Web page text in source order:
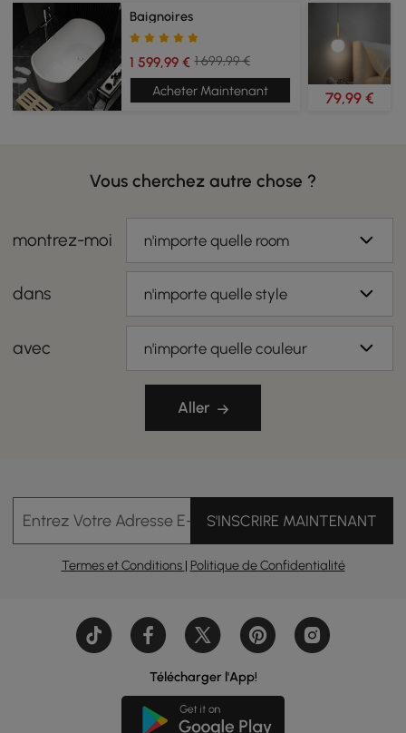
Baignoires
1 599,99 € 1 699,99 €
Acheter Maintenant
79,99 €
Vous cherchez autre chose ?
montrez-moi n'importe quelle room
dans n'importe quelle style
avec n'importe quelle couleur
Aller
Entrez Votre Adresse E-mailS'INSCRIRE MAINTENANT
Termes et Conditions | Politique de Confidentialité
Télécharger l'App!